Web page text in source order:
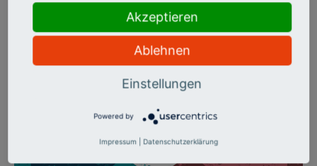
ganz neu gedacht.
Akzeptieren
Ablehnen
Einstellungen
Powered by
Impressum Datenschutzerklärung